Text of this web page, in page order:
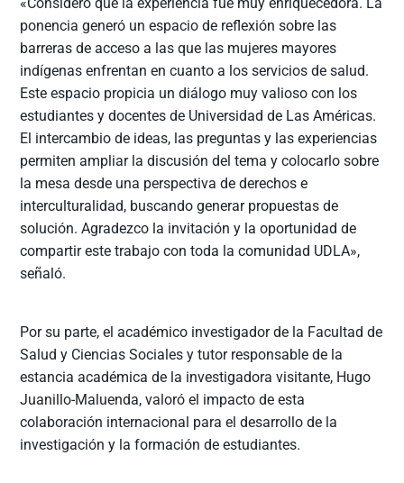
ponencia generó un espacio de reflexión sobre las
barreras de acceso a las que las mujeres mayores
indígenas enfrentan en cuanto a los servicios de salud.
Este espacio propicia un diálogo muy valioso con los
estudiantes y docentes de Universidad de Las Américas.
El intercambio de ideas, las preguntas y las experiencias
permiten ampliar la discusión del tema y colocarlo sobre
la mesa desde una perspectiva de derechos e
interculturalidad, buscando generar propuestas de
solución. Agradezco la invitación y la oportunidad de
compartir este trabajo con toda la comunidad UDLA»,
señaló.
Por su parte, el académico investigador de la Facultad de
Salud y Ciencias Sociales y tutor responsable de la
estancia académica de la investigadora visitante, Hugo
Juanillo-Maluenda, valoró el impacto de esta
colaboración internacional para el desarrollo de la
investigación y la formación de estudiantes.